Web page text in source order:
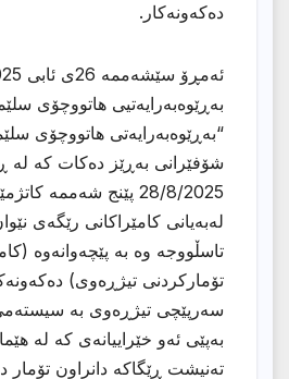
دەکەونەکار.
بەڕێوەبەرایەتیی هاتووچۆی
“بەڕێوەبەرایەتی هاتووچۆی
شۆفێرانی بەڕێز دەکات کە لە
لەبەیانی کامێراکانی رێگەی
تاسڵووجە وە بە پێچەوانەوە
تۆمارکردنی تیژڕەوی)
بەپێی ئەو خێراییانەی کە لە
تەنیشت ڕێگاکە دانراون تۆمار